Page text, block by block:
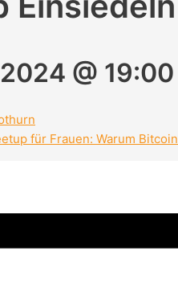
@ 19:00
für Frauen: Warum